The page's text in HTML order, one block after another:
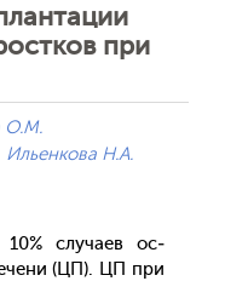
при
О.М.
Ильенкова Н.А.
слу­ча­ев ос­
(ЦП). ЦП при